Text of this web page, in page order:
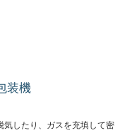
装機
気したり、ガスを充填して密